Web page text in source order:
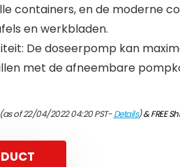
containers, en de moderne
en werkbladen.
De doseerpomp kan
met de afneembare
of 22/04/2022 04:20 PST-Details)&FREE